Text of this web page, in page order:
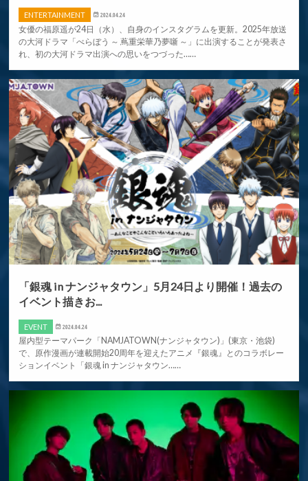
ENTERTAINMENT 2024.04.24
女優の福原遥が24日（水）、自身のインスタグラムを更新。2025年放送
の大河ドラマ「べらぼう ～ 蔦重栄華乃夢噺 ～」に出演することが発表さ
れ、初の大河ドラマ出演への思いをつづった……
「銀魂 in ナンジャタウン」5月24日より開催！過去の
イベント描きお...
EVENT 2024.04.24
屋内型テーマパーク「NAMJATOWN(ナンジャタウン)」(東京・池袋)
で、原作漫画が連載開始20周年を迎えたアニメ『銀魂』とのコラボレー
ションイベント「銀魂 in ナンジャタウン……